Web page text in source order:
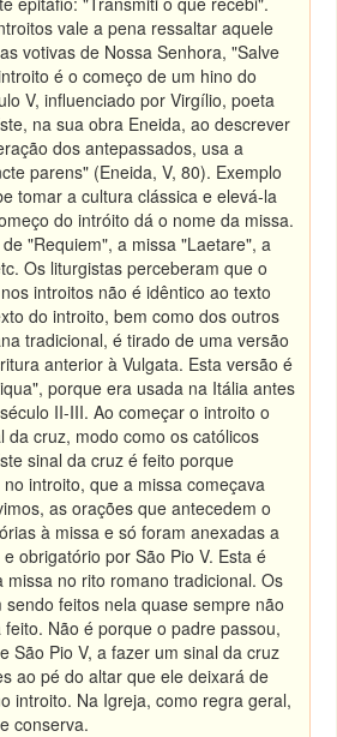
vale a pena ressaltar aquele
votivas de Nossa Senhora, "Salve
é o começo de um hino do
V, influenciado por Virgílio, poeta
na sua obra Eneida, ao descrever
dos antepassados, usa a
parens" (Eneida, V, 80). Exemplo
tomar a cultura clássica e elevá-la
do intróito dá o nome da missa.
"Requiem", a missa "Laetare", a
Os liturgistas perceberam que o
introitos não é idêntico ao texto
do introito, bem como dos outros
tradicional, é tirado de uma versão
anterior à Vulgata. Esta versão é
porque era usada na Itália antes
II-III. Ao começar o introito o
da cruz, modo como os católicos
sinal da cruz é feito porque
introito, que a missa começava
as orações que antecedem o
à missa e só foram anexadas a
obrigatório por São Pio V. Esta é
no rito romano tradicional. Os
feitos nela quase sempre não
Não é porque o padre passou,
São Pio V, a fazer um sinal da cruz
ao pé do altar que ele deixará de
introito. Na Igreja, como regra geral,
conserva.